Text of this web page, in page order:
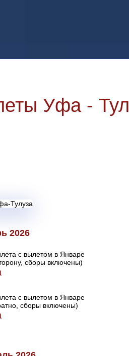
Уфа -
2026
с вылетом в Январе
сборы включены)
с вылетом в Январе
сборы включены)